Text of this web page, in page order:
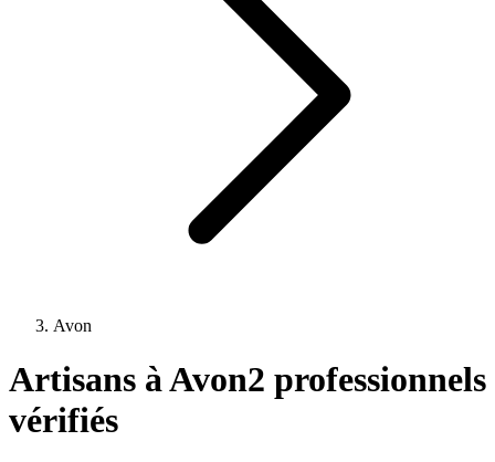
Avon
Artisans àAvon2 professionnels
vérifiés